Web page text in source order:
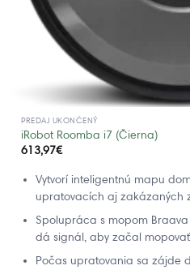
PREDAJ UKONČENÝ
iRobot Roomba i7 (Čierna)
613,97€
Vytvorí inteligentnú mapu
upratovacích aj zakázaných
Spolupráca s mopom
dá signál, aby začal
Počas upratovania sa zájde